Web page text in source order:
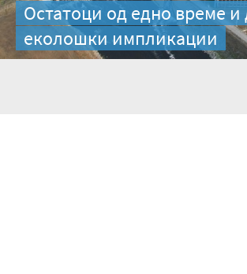
Остатоци од едно време
еколошки импликации